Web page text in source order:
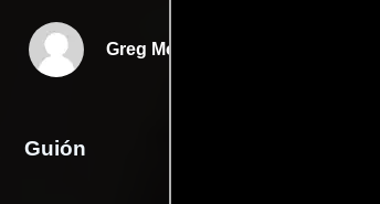
Greg Mottola
Guión